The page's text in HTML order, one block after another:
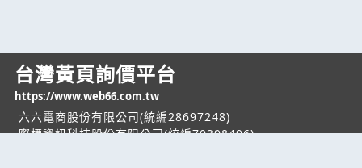
台灣黃頁詢價平台
https://www.web66.com.tw
六六電商股份有限公司(統編28697248)
際標資訊科技股份有限公司(統編70398496)